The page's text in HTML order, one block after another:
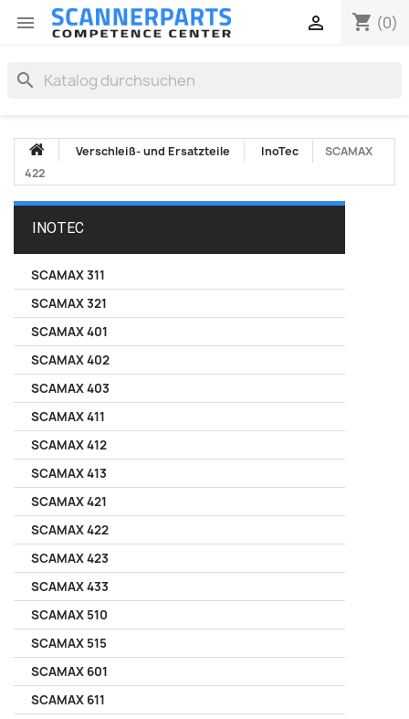
 shopping_cart (0)

search
Verschleiß- und Ersatzteile InoTec
SCAMAX
422
INOTEC
SCAMAX 311
SCAMAX 321
SCAMAX 401
SCAMAX 402
SCAMAX 403
SCAMAX 411
SCAMAX 412
SCAMAX 413
SCAMAX 421
SCAMAX 422
SCAMAX 423
SCAMAX 433
SCAMAX 510
SCAMAX 515
SCAMAX 601
SCAMAX 611